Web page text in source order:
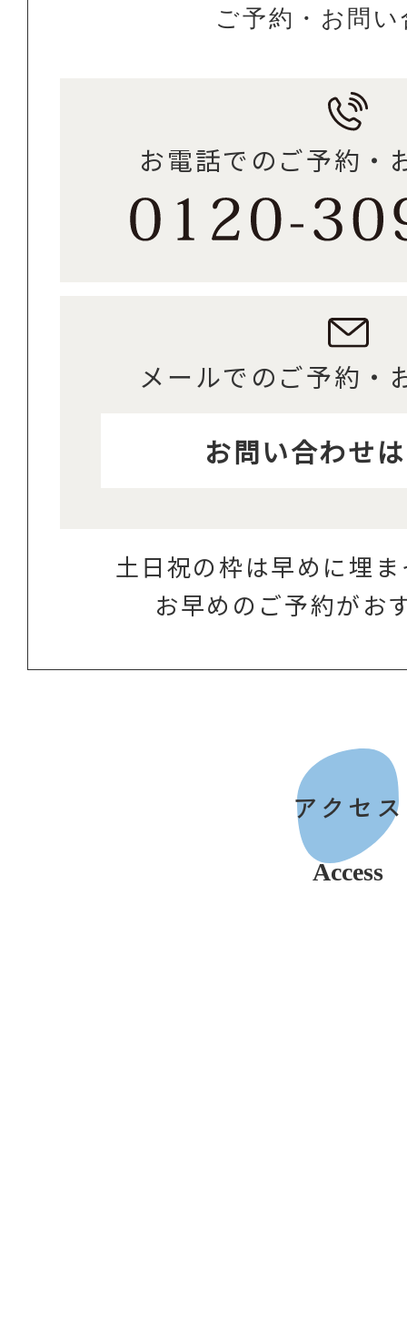
ご予約・お問
お電話でのご予約・
メールでのご予約・
お問い合わせ
土日祝の枠は早めに埋
お早めのご予約がお
アクセス
Access